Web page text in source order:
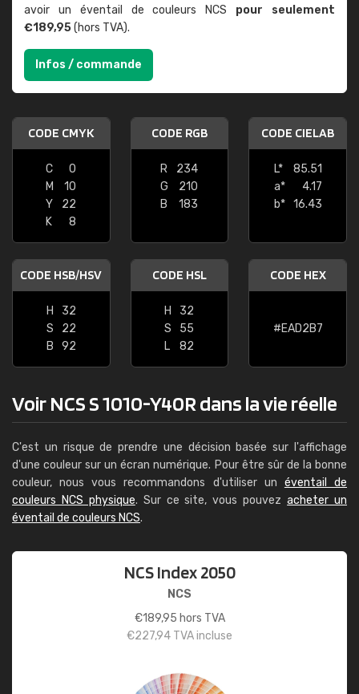
avoir un éventail de couleurs NCS pour seulement
€189,95(hors TVA).
Infos / commande
CODE CMYK
C
0
M
10
Y
22
K
8
CODE RGB
R
234
G
210
B
183
CODE CIELAB
L*
85.51
a*
4.17
b*
16.43
CODE HSB/HSV
H
32
S
22
B
92
CODE HSL
H
32
S
55
L
82
CODE HEX
#EAD2B7
Voir NCS S 1010-Y40R dans la vie réelle
C'est un risque de prendre une décision basée sur l'affichage
d'une couleur sur un écran numérique. Pour être sûr de la bonne
couleur, nous vous recommandons d'utiliser un éventail de
couleurs NCS physique. Sur ce site, vous pouvezacheter un
éventail de couleurs NCS.
NCS Index 2050
NCS
€189,95 hors TVA
€227,94 TVA incluse